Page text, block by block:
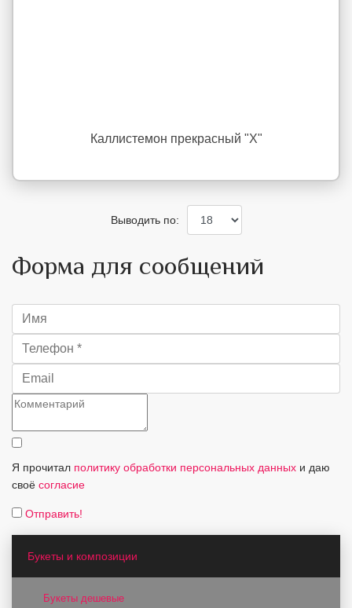
Каллистемон прекрасный "X"
Выводить по:
Форма для сообщений
Я прочитал политику обработки персональных данных и даю
своё согласие
Отправить!
Букеты и композиции
Букеты дешевые